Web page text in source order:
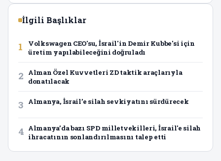
İlgili Başlıklar
1
Volkswagen CEO'su, İsrail'in Demir Kubbe'si için
üretim yapılabileceğini doğruladı
2
Alman Özel Kuvvetleri ZD taktik araçlarıyla
donatılacak
3 Almanya, İsrail’e silah sevkiyatını sürdürecek
4 Almanya’da bazı SPD milletvekilleri, İsrail'e silah
ihracatının sonlandırılmasını talep etti